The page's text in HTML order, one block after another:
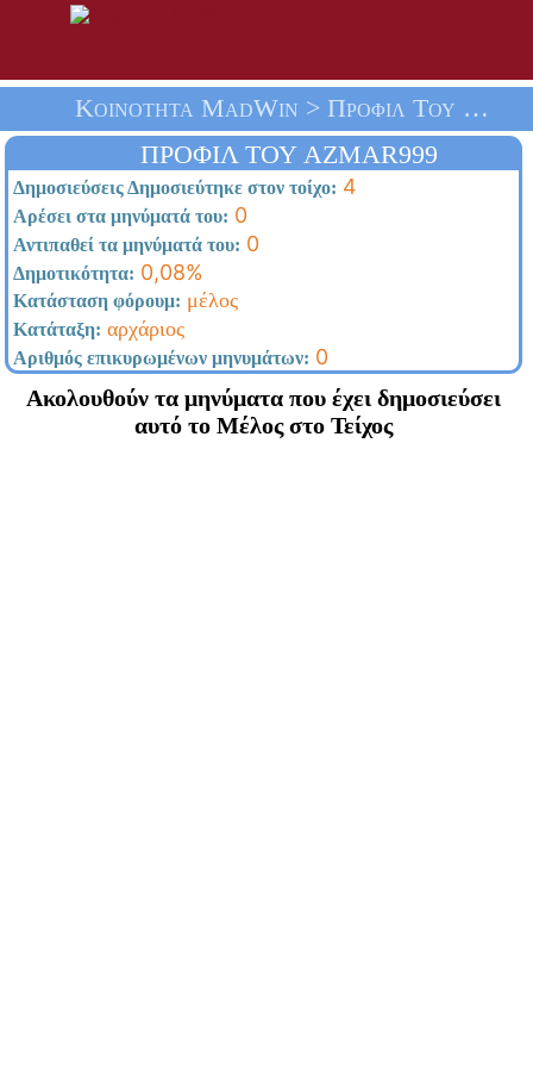
Κοινότητα MadWin > Προφίλ Του Azmar999 > Αρχική Σελίδα
ΠΡΟΦΊΛ ΤΟΥ AZMAR999
Δημοσιεύσεις Δημοσιεύτηκε στον τοίχο: 4
Αρέσει στα μηνύματά του: 0
Αντιπαθεί τα μηνύματά του: 0
Δημοτικότητα: 0,08%
Κατάσταση φόρουμ: μέλος
Κατάταξη: αρχάριος
Αριθμός επικυρωμένων μηνυμάτων: 0
Ακολουθούν τα μηνύματα που έχει δημοσιεύσει
αυτό το Μέλος στο Τείχος